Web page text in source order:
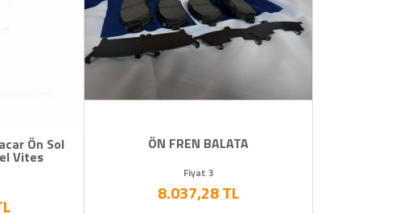
Ön Sol
Vites
ÖN FREN BALATA
Fiyat 3
8.037,28 TL